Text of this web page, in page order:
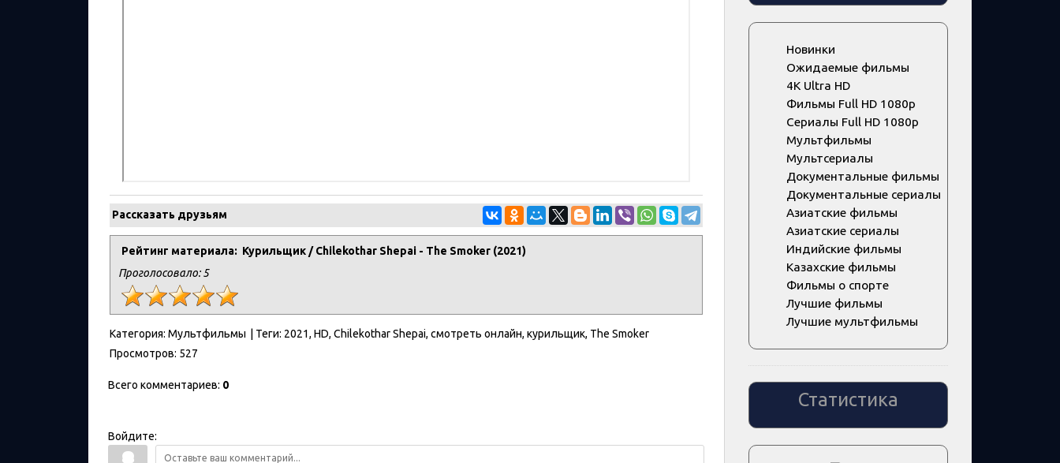
Рассказать друзьям
Рейтинг материала: Курильщик / Chilekothar Shepai - The Smoker (2021)
Проголосовало:5
Категория: Мультфильмы Теги: 2021, HD, Chilekothar Shepai, смотреть онлайн, курильщик, The Smoker
Просмотров: 527
Всего комментариев: 0
Войдите:
Новинки
Ожидаемые фильмы
4K Ultra HD
Фильмы Full HD 1080p
Сериалы Full HD 1080p
Мультфильмы
Мультсериалы
Документальные фильмы
Документальные сериалы
Азиатские фильмы
Азиатские сериалы
Индийские фильмы
Казахские фильмы
Фильмы о спорте
Лучшие фильмы
Лучшие мультфильмы
Статистика